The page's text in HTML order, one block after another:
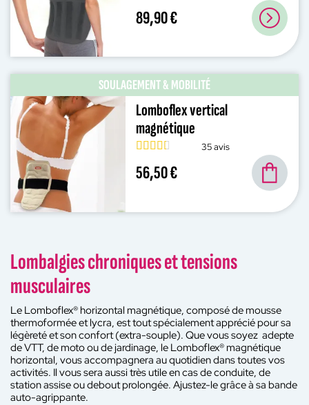
89,90 €
SOULAGEMENT & MOBILITÉ
Lomboflex vertical
magnétique
35 avis
56,50 €
Lombalgies chroniques et tensions
musculaires
Le Lomboflex® horizontal magnétique, composé de mousse
thermoformée et lycra, est tout spécialement apprécié pour sa
légèreté et son confort (extra-souple). Que vous soyez adepte
de VTT, de moto ou de jardinage, le Lomboflex® magnétique
horizontal, vous accompagnera au quotidien dans toutes vos
activités. Il vous sera aussi très utile en cas de conduite, de
station assise ou debout prolongée. Ajustez-le grâce à sa bande
auto-agrippante.